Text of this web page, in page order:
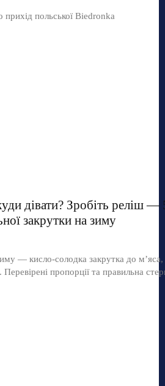
прихід польської Biedronka
дівати? Зробіть реліш —
закрутки на зиму
— кисло-солодка закрутка до м’яса,
Перевірені пропорції та правильна